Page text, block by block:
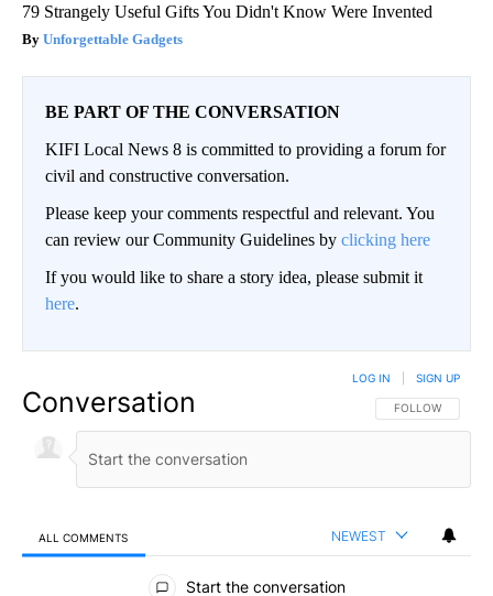
79 Strangely Useful Gifts You Didn't Know Were Invented
Unforgettable Gadgets
BE PART OF THE CONVERSATION
KIFI Local News 8 is committed to providing a forum for
civil and constructive conversation.
Please keep your comments respectful and relevant. You
can review our Community Guidelines by clicking here
If you would like to share a story idea, please submit it
here.
Conversation FOLLOW THIS
FOLLOW
LOG IN SIGN UP
ALL COMMENTS NEWEST
All Comments
Start the conversation